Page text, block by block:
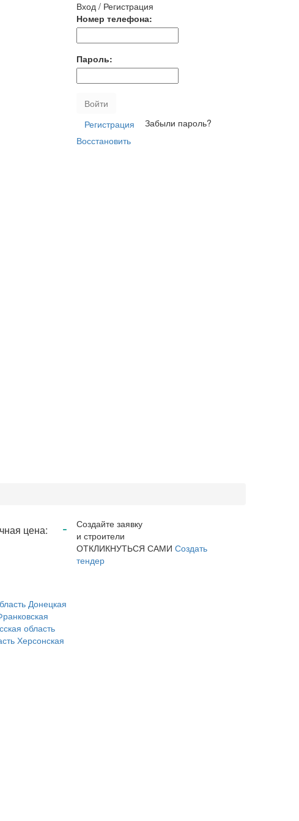
Вход / Регистрация
Номер телефона:
Пароль:
Войти
Регистрация
Забыли пароль?
Восстановить
цена: -
Донецкая
область
Херсонская
Создайте заявку
и строители
ОТКЛИКНУТЬСЯ САМИ Создать
тендер